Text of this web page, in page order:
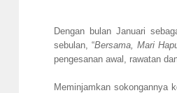
Dengan bulan Januari
sebulan, “Bersama, Mari
pengesanan awal, rawatan
Meminjamkan sokongannya